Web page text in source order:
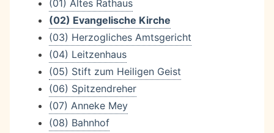
(01) Altes Rathaus
(02) Evangelische Kirche
(03) Herzogliches Amtsgericht
(04) Leitzenhaus
(05) Stift zum Heiligen Geist
(06) Spitzendreher
(07) Anneke Mey
(08) Bahnhof